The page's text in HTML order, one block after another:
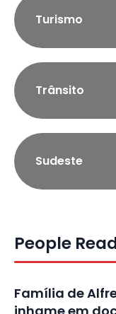
Turismo
Trânsito
Sudeste
People
Família de